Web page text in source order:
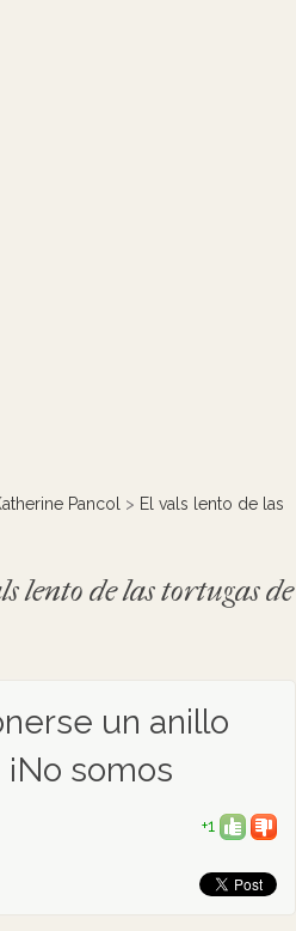
Pancol > El vals lento de las
lento de las tortugas de
un anillo
somos
+1